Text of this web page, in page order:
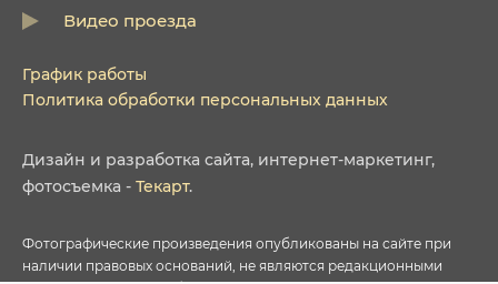
Видео проезда
График работы
Политика обработки персональных данных
Дизайн и разработка сайта, интернет-маркетинг,
фотосъемка - Текарт.
Фотографические произведения опубликованы на сайте при
наличии правовых оснований, не являются редакционными